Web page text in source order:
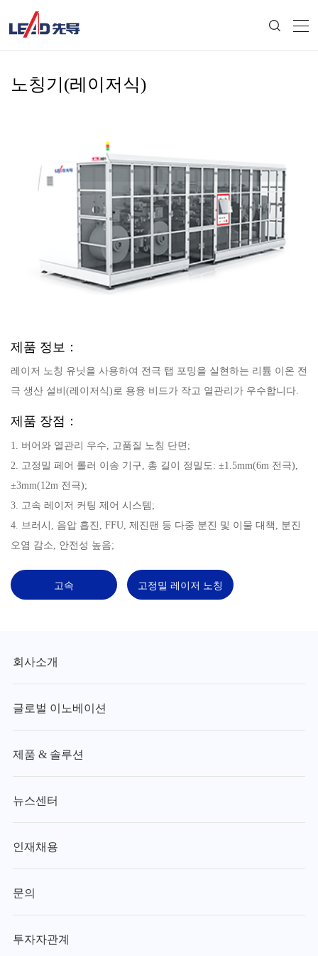
노칭기(레이저식)
제품 정보：
레이저 노칭 유닛을 사용하여 전극 탭 포밍을 실현하는 리튬 이온 전
극 생산 설비(레이저식)로 용융 비드가 작고 열관리가 우수합니다.
제품 장점：
1. 버어와 열관리 우수, 고품질 노칭 단면;
2. 고정밀 페어 롤러 이송 기구, 총 길이 정밀도: ±1.5mm(6m 전극),
±3mm(12m 전극);
3. 고속 레이저 커팅 제어 시스템;
4. 브러시, 음압 흡진, FFU, 제진팬 등 다중 분진 및 이물 대책, 분진
오염 감소, 안전성 높음;
고속 고정밀 레이저 노칭
회사소개
글로벌 이노베이션
제품 & 솔루션
뉴스센터
인재채용
문의
투자자관계